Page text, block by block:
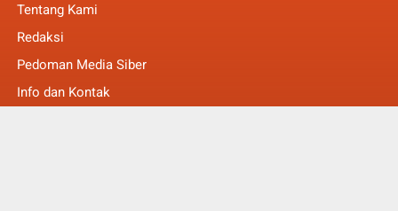
Tentang Kami
Redaksi
Pedoman Media Siber
Info dan Kontak